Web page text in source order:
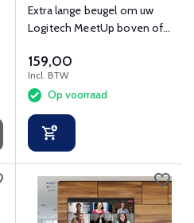
Extra lange beugel om uw
Logitech MeetUp boven of
bevestigen.
159,00
Incl. BTW
Op voorraad